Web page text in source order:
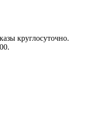
круглосуточно.